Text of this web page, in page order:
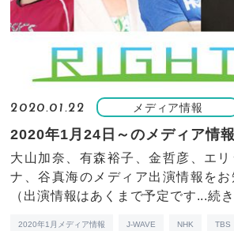
2020.01.22 メディア情報
2020年1月24日～のメディア情報
大山加奈、有森裕子、金哲彦、エリ
ナ、谷真海のメディア出演情報をお
（出演情報はあくまで予定です...続
2020年1月メディア情報 J-WAVE NHK TBS